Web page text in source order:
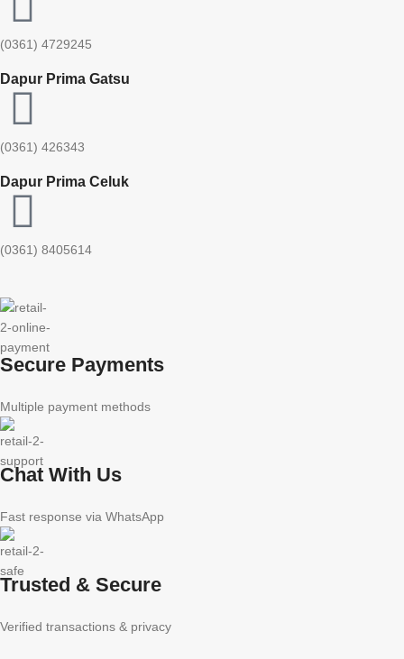
(0361) 4729245
Dapur Prima Gatsu
(0361) 426343
Dapur Prima Celuk
(0361) 8405614
Secure Payments
Multiple payment methods
Chat With Us
Fast response via WhatsApp
Trusted & Secure
Verified transactions & privacy